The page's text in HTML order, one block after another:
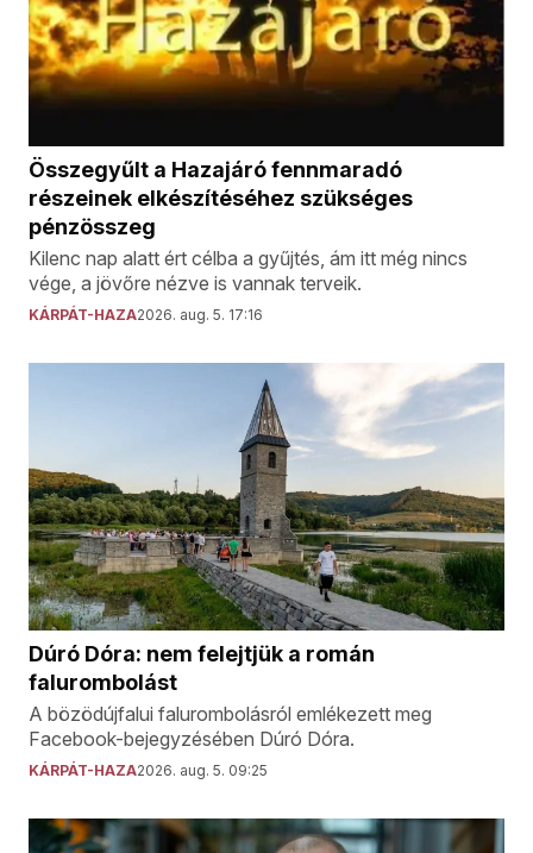
Összegyűlt a Hazajáró fennmaradó
részeinek elkészítéséhez szükséges
pénzösszeg
Kilenc nap alatt ért célba a gyűjtés, ám itt még nincs
vége, a jövőre nézve is vannak terveik.
KÁRPÁT-HAZA2026. aug. 5. 17:16
Dúró Dóra: nem felejtjük a román
falurombolást
A bözödújfalui falurombolásról emlékezett meg
Facebook-bejegyzésében Dúró Dóra.
KÁRPÁT-HAZA2026. aug. 5. 09:25